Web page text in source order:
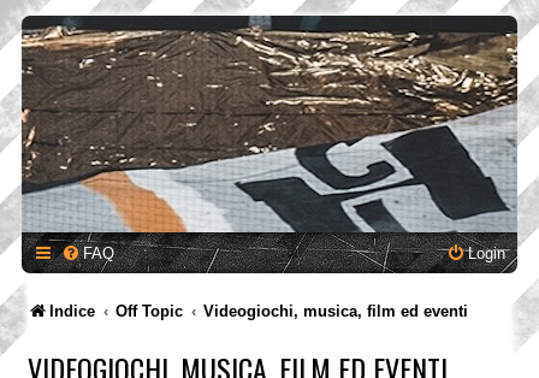
FAQ Login
Indice Off Topic Videogiochi, musica, film ed eventi
VIDEOGIOCHI, MUSICA, FILM ED EVENTI